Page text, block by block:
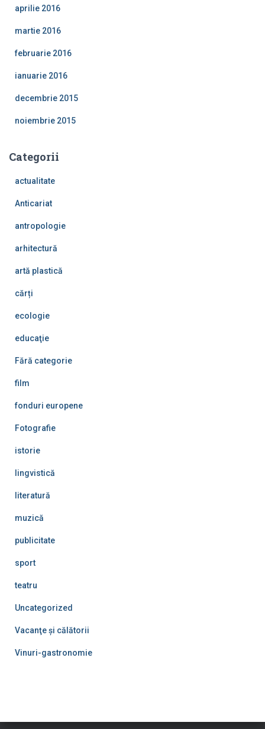
aprilie 2016
martie 2016
februarie 2016
ianuarie 2016
decembrie 2015
noiembrie 2015
Categorii
actualitate
Anticariat
antropologie
arhitectură
artă plastică
cărți
ecologie
educaţie
Fără categorie
film
fonduri europene
Fotografie
istorie
lingvistică
literatură
muzică
publicitate
sport
teatru
Uncategorized
Vacanţe şi călătorii
Vinuri-gastronomie